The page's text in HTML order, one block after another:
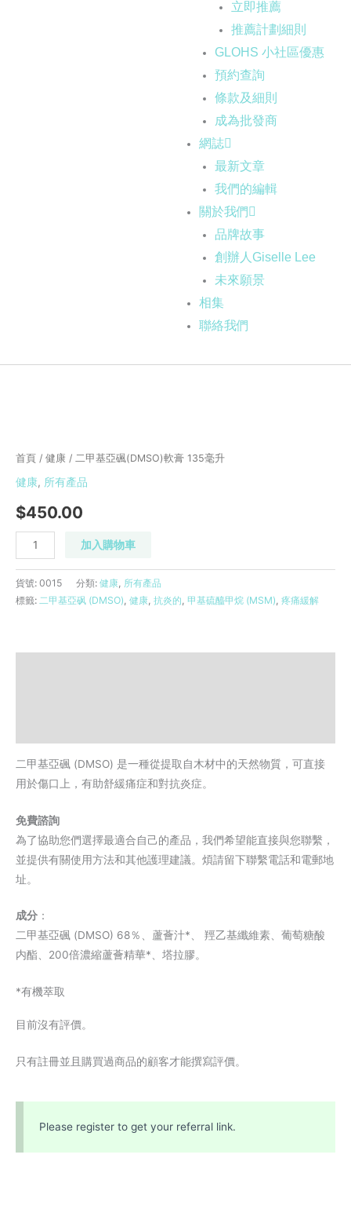
立即推薦
推薦計劃細則
GLOHS 小社區優惠
預約查詢
條款及細則
成為批發商
網誌
最新文章
我們的編輯
關於我們
品牌故事
創辦人Giselle Lee
未來願景
相集
聯絡我們
首頁 / 健康 / 二甲基亞碸(DMSO)軟膏 135毫升
健康, 所有產品
$450.00
基
亞
(DMSO)
軟
135
毫
量
加入購物車
貨號: 0015 分類: 健康, 所有產品
標籤: 二甲基亞砜 (DMSO), 健康, 抗炎的, 甲基硫醯甲烷 (MSM), 疼痛緩解
二甲基亞碸 (DMSO) 是一種從提取自木材中的天然物質，可直接
用於傷口上，有助舒緩痛症和對抗炎症。
免費諮詢
為了協助您們選擇最適合自己的產品，我們希望能直接與您聯繫，
並提供有關使用方法和其他護理建議。煩請留下聯繫電話和電郵地
址。
成分 ：
二甲基亞碸 (DMSO) 68％、蘆薈汁*、 羥乙基纖維素、葡萄糖酸
内酯、200倍濃縮蘆薈精華*、塔拉膠。
*有機萃取
目前沒有評價。
只有註冊並且購買過商品的顧客才能撰寫評價。
Please register to get your referral link.